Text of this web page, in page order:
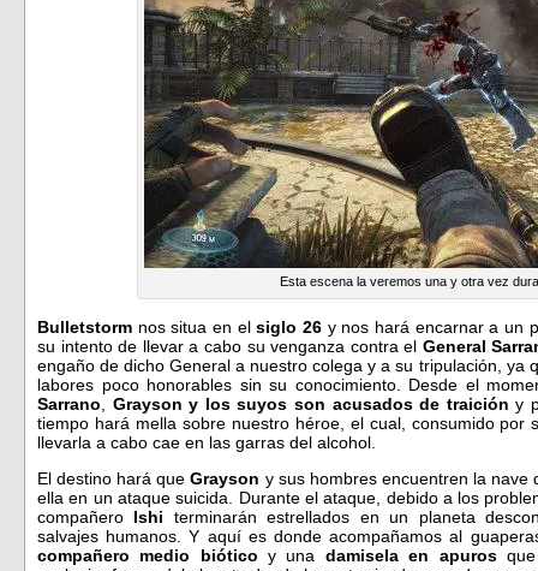
Esta escena la veremos una y otra vez
Bulletstorm nos situa en elsiglo 26 y nos hará encarnar a un
su intento de llevar a cabo su venganza contra el General
engaño de dicho General a nuestro colega y a su tripulación, ya
labores poco honorables sin su conocimiento. Desde el
Sarrano
Grayson y los suyos son acusados de traición y
tiempo hará mella sobre nuestro héroe, el cual, consumido por
llevarla a cabo cae en las garras del alcohol.
El destino hará queGrayson y sus hombres encuentren la nave
ella en un ataque suicida. Durante el ataque, debido a los
compañero Ishi terminarán estrellados en un planeta
salvajes humanos. Y aquí es donde acompañamos al
compañero medio biótico y una damisela en apurosque